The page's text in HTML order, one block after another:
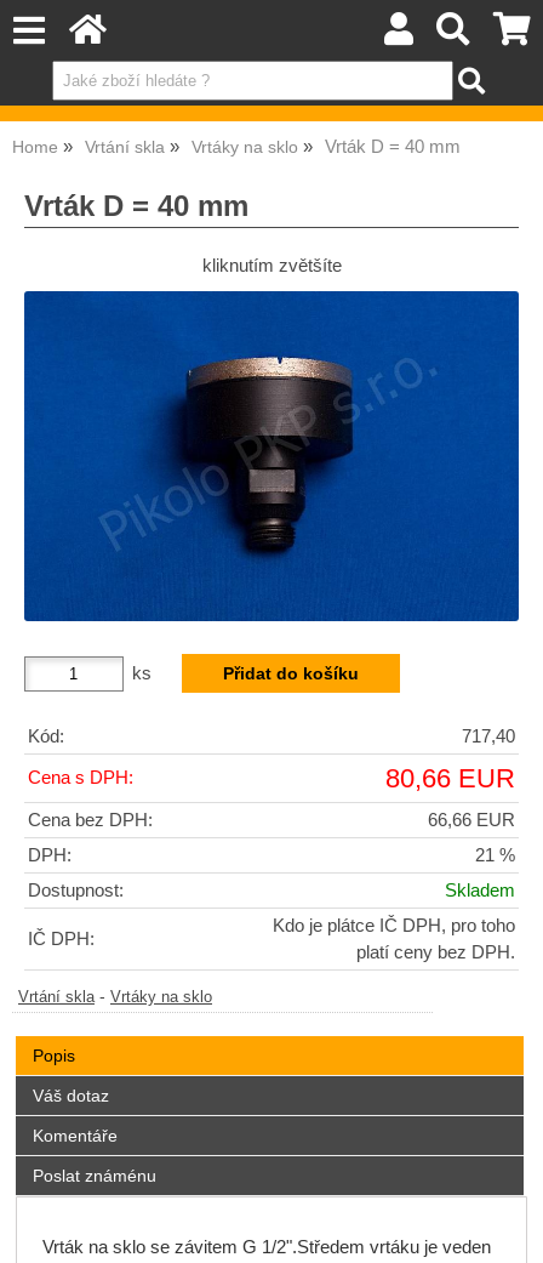
Home Vrtání skla Vrtáky na sklo Vrták D = 40 mm
Vrták D = 40 mm
kliknutím zvětšíte
ks
Kód: 717,40
Cena s DPH: 80,66 EUR
Cena bez DPH:
66,66 EUR
DPH:
21 %
Dostupnost:
Skladem
IČ DPH:
Kdo je plátce IČ DPH, pro toho
platí ceny bez DPH.
Vrtání skla- Vrtáky na sklo
Popis
Váš dotaz
Komentáře
Poslat známénu
Vrták na sklo se závitem G 1/2".Středem vrtáku je veden